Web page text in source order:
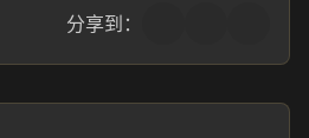
分享到：